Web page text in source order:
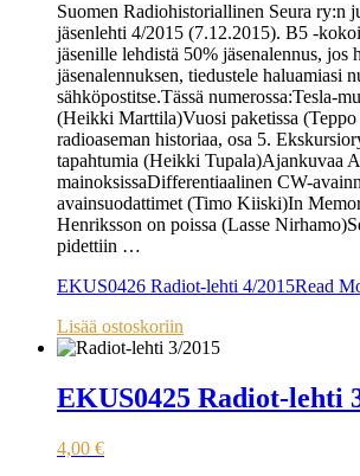
Suomen Radiohistoriallinen Seura ry:n
jäsenlehti 4/2015 (7.12.2015). B5 -
jäsenille lehdistä 50% jäsenalennus, jos
jäsenalennuksen, tiedustele haluamiasi
sähköpostitse.Tässä numerossa:Tesla-
(Heikki Marttila)Vuosi paketissa (Teppo
radioaseman historiaa, osa 5.
tapahtumia (Heikki Tupala)Ajankuvaa
mainoksissaDifferentiaalinen CW-
avainsuodattimet (Timo Kiiski)In
Henriksson on poissa (Lasse
pidettiin …
EKUS0426 Radiot-lehti 4/2015Read
Lisää ostoskoriin
EKUS0425 Radiot-lehti
4,00 €